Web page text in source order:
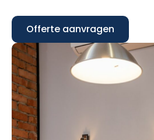
Offerte aanvragen